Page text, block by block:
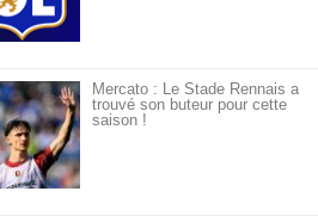
Mercato : Le Stade Rennais a
trouvé son buteur pour cette
saison !